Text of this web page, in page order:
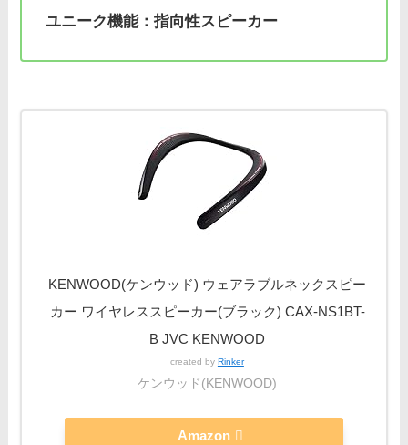
ユニーク機能：指向性スピーカー
KENWOOD(ケンウッド) ウェアラブルネックスピー
カー ワイヤレススピーカー(ブラック) CAX-NS1BT-
B JVC KENWOOD
created by Rinker
ケンウッド(KENWOOD)
Amazon